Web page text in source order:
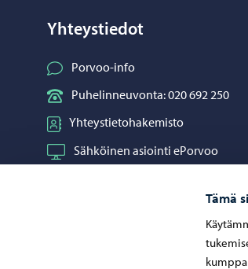
Tämä
Yhteystiedot
Porvoo-info
Puhelinneuvonta: 020 692 250
Yhteystietohakemisto
Sähköinen asiointi ePorvoo